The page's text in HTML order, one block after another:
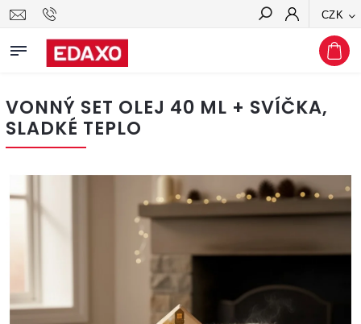
CZK
Hledat
VONNÝ SET OLEJ 40 ML + SVÍČKA,
SLADKÉ TEPLO